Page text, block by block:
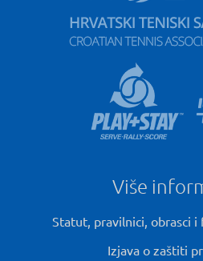
Više
Statut, pravilnici, obrasci i
Izjava o zaštiti